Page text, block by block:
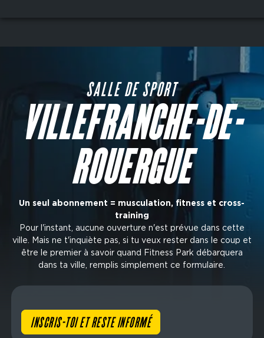
SALLE DE SPORT
VILLEFRANCHE-DE-
ROUERGUE
Un seul abonnement = musculation, fitness et cross-
training
Pour l'instant, aucune ouverture n'est prévue dans cette
ville. Mais ne t'inquiète pas, si tu veux rester dans le coup et
être le premier à savoir quand Fitness Park débarquera
dans ta ville, remplis simplement ce formulaire.
INSCRIS-TOI ET RESTE INFORMÉ